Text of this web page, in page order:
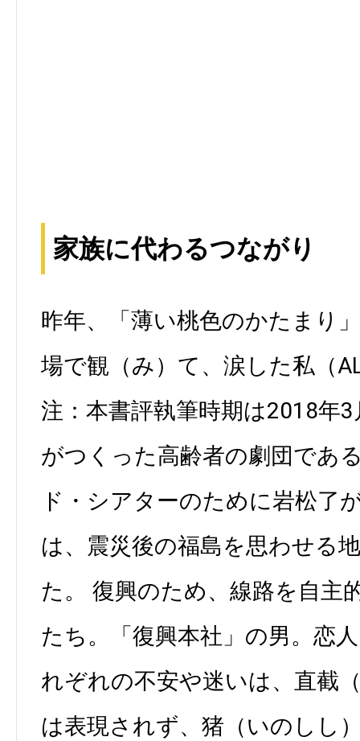
家族に代わるつながり
昨年、「薄い桃色のかたまり
場で観（み）て、涙した私（
注：本書評執筆時期は2018年
がつくった高齢者の劇団であ
ド・シアターのために岩松了
は、震災後の福島を思わせる
た。 復興のため、線路を自主
たち。「復興本社」の男。恋
れぞれの不安や迷いは、直截
は表現されず、猪（いのしし